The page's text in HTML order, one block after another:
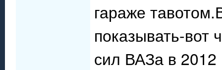
гараже
показывать-вот
сил ВАЗа в 2012